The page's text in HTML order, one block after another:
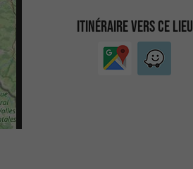
ITINÉRAIRE VERS CE LIEU